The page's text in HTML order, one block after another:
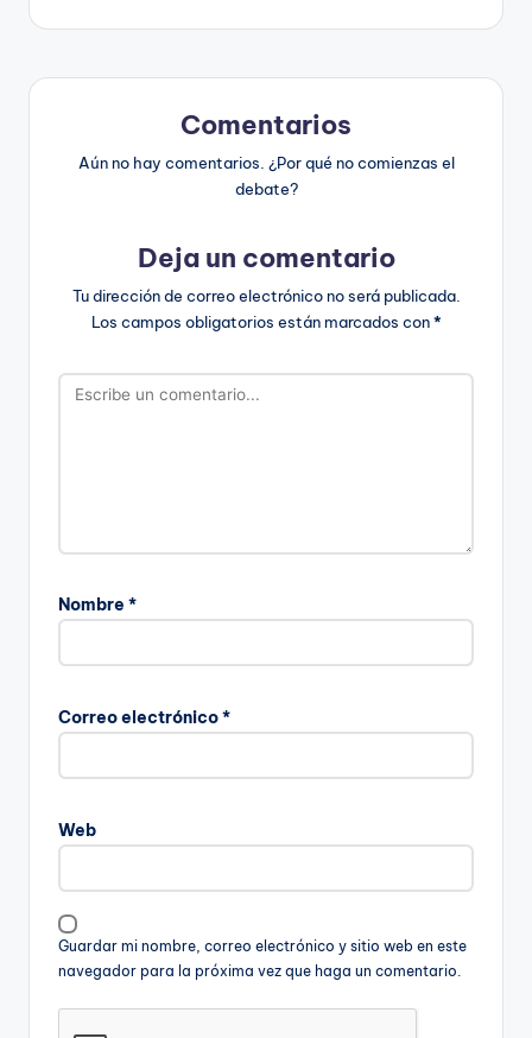
Comentarios
Aún no hay comentarios. ¿Por qué no comienzas el
debate?
Deja un comentario
Tu dirección de correo electrónico no será publicada.
Los campos obligatorios están marcados con*
Nombre *
Correo electrónico*
Web
Guardar mi nombre, correo electrónico y sitio web en este
navegador para la próxima vez que haga un comentario.